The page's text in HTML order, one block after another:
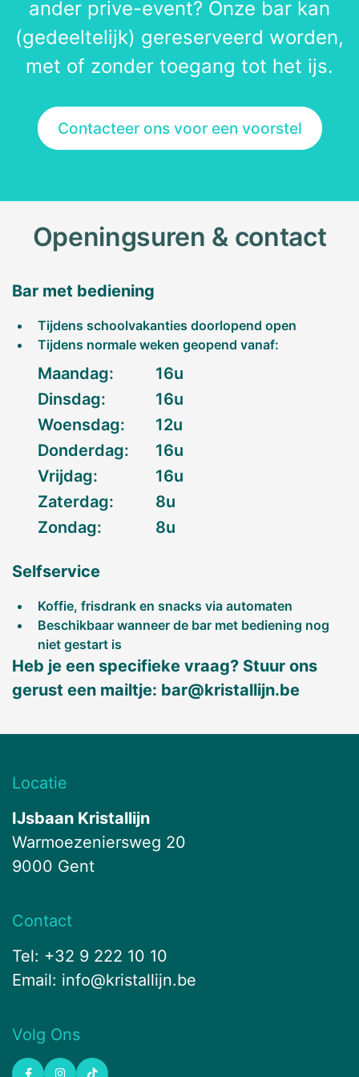
ander prive-event? Onze bar kan
(gedeeltelijk) gereserveerd worden,
met of zonder toegang tot het ijs.
Contacteer ons voor een voorstel
Openingsuren & contact
Bar met bediening
Tijdens schoolvakanties doorlopend open
Tijdens normale weken geopend vanaf:
Maandag:
16u
Dinsdag:
16u
Woensdag:
12u
Donderdag:
16u
Vrijdag:
16u
Zaterdag:
8u
Zondag:
8u
Selfservice
Koffie, frisdrank en snacks via automaten
Beschikbaar wanneer de bar met bediening nog
niet gestart is
Heb je een specifieke vraag? Stuur ons
gerust een mailtje: bar@kristallijn.be
Locatie
IJsbaan Kristallijn
Warmoezeniersweg 20
9000 Gent
Contact
Tel: +32 9 222 10 10
Email: info@kristallijn.be
Volg Ons